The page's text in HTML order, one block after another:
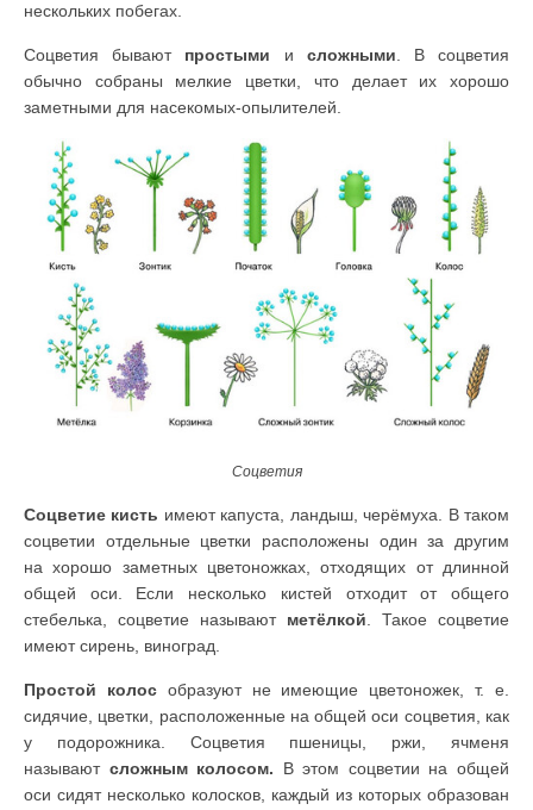
нескольких побегах.
Соцветия бывают простыми и сложными . В соцветия
обычно собраны мелкие цветки, что делает их хорошо
заметными для насекомых-опылителей.
Соцветия
Соцветие кисть имеют капуста, ландыш, черёмуха. В таком
соцветии отдельные цветки расположены один за другим
на хорошо заметных цветоножках, отходящих от длинной
общей оси. Если несколько кистей отходит от общего
стебелька, соцветие называют метёлкой. Такое соцветие
имеют сирень, виноград.
Простой колособразуют не имеющие цветоножек, т. е.
сидячие, цветки, расположенные на общей оси соцветия, как
у подорожника. Соцветия пшеницы, ржи, ячменя
называют сложным колосом. В этом соцветии на общей
оси сидят несколько колосков, каждый из которых образован